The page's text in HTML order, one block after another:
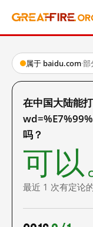
属于 baidu.com·部
在中国大陆能
吗？
可以
最近 1 次有定论